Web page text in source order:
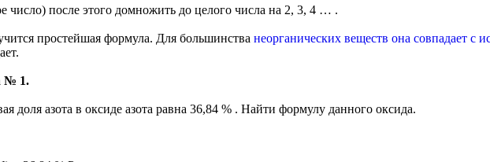
число) после этого домножить до целого числа на 2, 3, 4 … .
простейшая формула. Для большинства неорганических веществ она совпадает с
№ 1.
доля азота в оксиде азота равна 36,84 % . Найти формулу данного оксида.